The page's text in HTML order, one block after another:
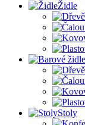
Židle
Stoly